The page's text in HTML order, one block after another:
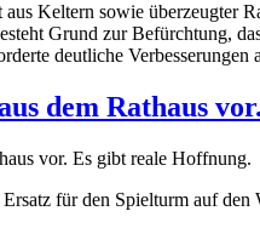
Keltern sowie überzeugter
Grund zur Befürchtung,
deutliche
dem Rathaus
für den Spielturm auf